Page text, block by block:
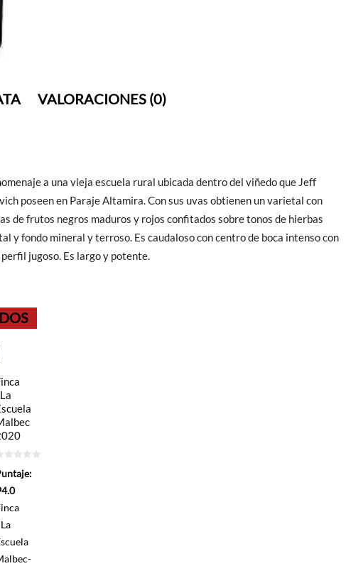
VALORACIONES (0)
a una vieja escuela rural ubicada dentro del viñedo que Jeff
poseen en Paraje Altamira. Con sus uvas obtienen un varietal con
de frutos negros maduros y rojos confitados sobre tonos de hierbas
y fondo mineral y terroso. Es caudaloso con centro de boca intenso con
jugoso. Es largo y potente.
La
La